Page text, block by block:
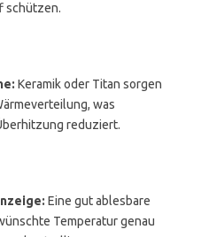
schützen.
Keramik oder Titan sorgen
was
reduziert.
Eine gut ablesbare
Temperatur genau